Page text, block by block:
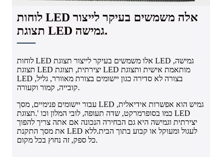
לוחות LED אלה משמשים בעיקר לייצור
תצוגת LED גמישה.
לוחות LED אלו משמשים בעיקר לייצור תצוגת LED גמישה,
תצוגת LED יצירתית, תצוגת LED מותאמת אישית ותצוגת
LED בצורה לא סדירה כגון יישומים בצורת מאוורר, גליל,
קובייה, קמור וקעורה.
עבור יישומים פנימיים, מסך LED גמיש הוא אפשרות אידיאלית,
כמו בסופרמרקט, שדה תעופה, לובי המלון וכו '.תצוגת LED
יצירתית וגמישה היא גם הבחירה הנכונה אם אתה צריך להפוך
את מסך התקנת LED לעגול ומעוקל או קבוע בתוך הבית.ללא
כל ספק, זה נחוץ בכל מקום.